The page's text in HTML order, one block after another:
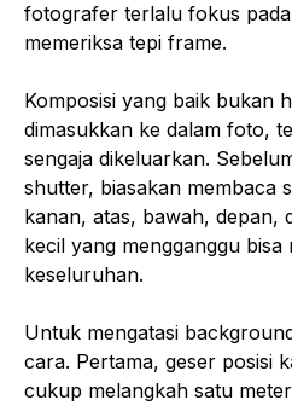
fotografer terlalu fokus
memeriksa tepi frame.
Komposisi yang baik bukan
dimasukkan ke dalam foto,
sengaja dikeluarkan.
shutter, biasakan membaca
kanan, atas, bawah, depan,
kecil yang mengganggu
keseluruhan.
Untuk mengatasi
cara. Pertama, geser posisi
cukup melangkah satu